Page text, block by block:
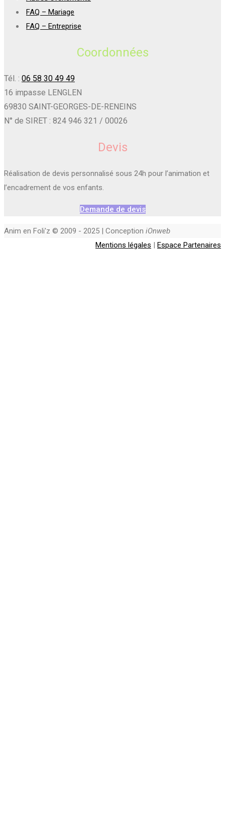
FAQ – Mariage
FAQ – Entreprise
Coordonnées
Tél. : 06 58 30 49 49
16 impasse LENGLEN
69830 SAINT-GEORGES-DE-RENEINS
N° de SIRET : 824 946 321 / 00026
Devis
Réalisation de devis personnalisé sous 24h pour l’animation et
l’encadrement de vos enfants.
Demande de devis
Anim en Foli'z © 2009 - 2025 | Conception iOnweb
Mentions légales | Espace Partenaires